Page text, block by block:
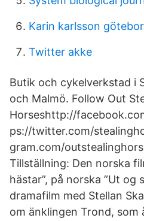
Karin karlsson
Twitter akke
Butik och cykelverkstad i
och Malmö. Follow Out
Horseshttp://
ps://twitter.com/
gram.com/
Tillställning: Den norska
hästar”, på norska ”Ut og
dramafilm med Stellan
om änklingen Trond, som